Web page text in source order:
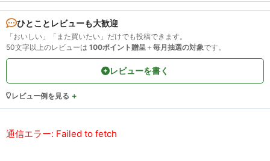
ひとことレビューも大歓迎
「おいしい」「また買いたい」だけでも投稿できます。
50文字以上のレビューは 100ポイント贈呈 ＋ 毎月抽選の対象です。
レビューを書く
レビュー例を見る
通信エラー: Failed to fetch